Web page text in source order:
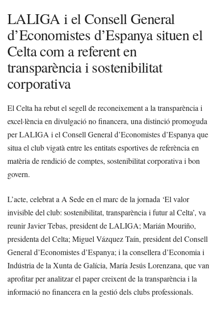
LALIGA i el Consell General
d’Economistes d’Espanya situen el
Celta com a referent en
transparència i sostenibilitat
corporativa
El Celta ha rebut el segell de reconeixement a la transparència i
excel·lència en divulgació no financera, una distinció promoguda
per LALIGA i el Consell General d’Economistes d’Espanya que
situa el club vigatà entre les entitats esportives de referència en
matèria de rendició de comptes, sostenibilitat corporativa i bon
govern.
L’acte, celebrat a A Sede en el marc de la jornada ‘El valor
invisible del club: sostenibilitat, transparència i futur al Celta’, va
reunir Javier Tebas, president de LALIGA; Marián Mouriño,
presidenta del Celta; Miguel Vázquez Taín, president del Consell
General d’Economistes d’Espanya; i la consellera d’Economia i
Indústria de la Xunta de Galícia, María Jesús Lorenzana, que van
aprofitar per analitzar el paper creixent de la transparència i la
informació no financera en la gestió dels clubs professionals.